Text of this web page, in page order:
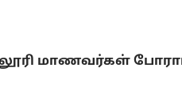
மாணவர்கள்